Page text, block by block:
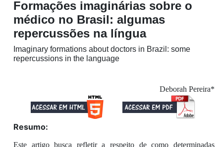
Formações imaginárias sobre o
médico no Brasil: algumas
repercussões na língua
Imaginary formations about doctors in Brazil: some
repercussions in the language
Deborah Pereira*
Resumo:
Este artigo busca refletir a respeito de como determinadas